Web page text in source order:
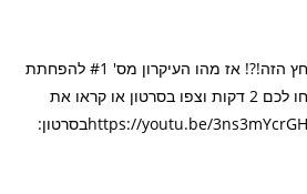
איך מתמודדים עם כל הלחץ הזה!?! אז מהו העיקרון מס' #1 להפחתת
מתחים בעידן המודרני? קחו לכם 2 דקות וצפו בסרטון או קראו את
הפוסט הבא ותבינו הכל https://youtu.be/3ns3mYcrGHoבסרטון: